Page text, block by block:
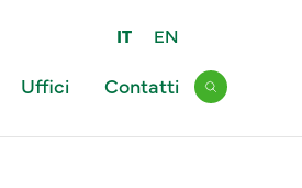
IT EN
Uffici Contatti Open